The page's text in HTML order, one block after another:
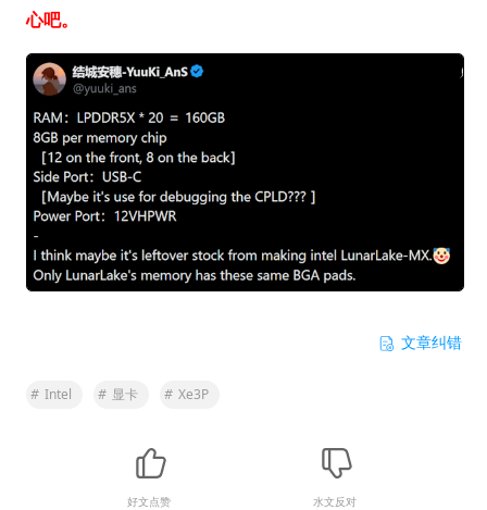
心吧。
文章纠错
# Intel # 显卡 # Xe3P
好文点赞 水文反对